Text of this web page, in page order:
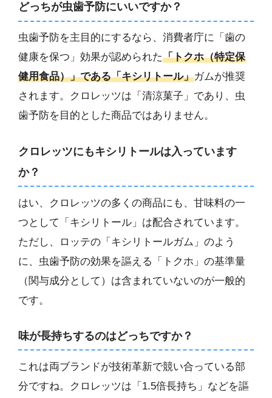
どっちが虫歯予防にいいですか？
虫歯予防を主目的にするなら、消費者庁に「歯の
健康を保つ」効果が認められた「トクホ（特定保
健用食品）」である「キシリトール」ガムが推奨
されます。クロレッツは「清涼菓子」であり、虫
歯予防を目的とした商品ではありません。
クロレッツにもキシリトールは入っています
か？
はい、クロレッツの多くの商品にも、甘味料の一
つとして「キシリトール」は配合されています。
ただし、ロッテの「キシリトールガム」のよう
に、虫歯予防の効果を謳える「トクホ」の基準量
（関与成分として）は含まれていないのが一般的
です。
味が長持ちするのはどっちですか？
これは両ブランドが技術革新で競い合っている部
分ですね。クロレッツは「1.5倍長持ち」などを謳